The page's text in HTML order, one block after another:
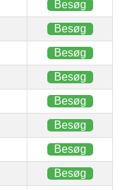
Besøg
Besøg
Besøg
Besøg
Besøg
Besøg
Besøg
Besøg